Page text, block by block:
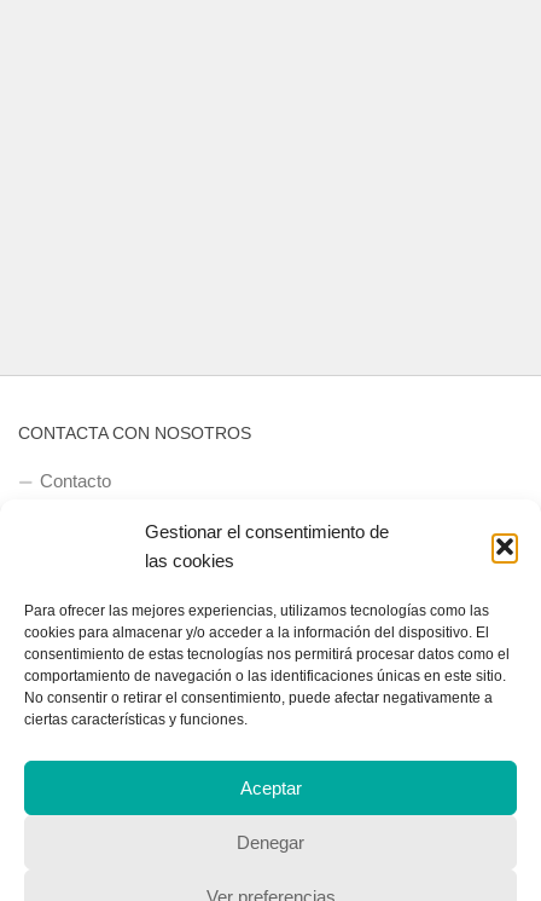
Gestionar el consentimiento de
las cookies
Para ofrecer las mejores experiencias, utilizamos tecnologías como las
cookies para almacenar y/o acceder a la información del dispositivo. El
consentimiento de estas tecnologías nos permitirá procesar datos como el
comportamiento de navegación o las identificaciones únicas en este sitio.
No consentir o retirar el consentimiento, puede afectar negativamente a
ciertas características y funciones.
Aceptar
Denegar
Ver preferencias
CONTACTA CON NOSOTROS
Contacto
QUIENES SOMOS
Quienes somos
POLÍTICA DE PRIVACIDAD
Política de privacidad